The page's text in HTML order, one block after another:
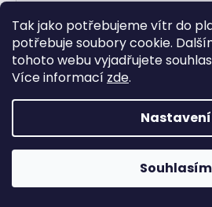
Tak jako potřebujeme vítr do
potřebuje soubory cookie.
tohoto webu vyjadřujete
Více informací zde.
Nastavení
Souhlasím
NOVINKA
TIP